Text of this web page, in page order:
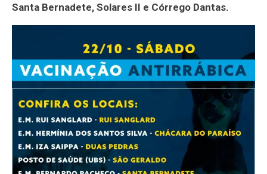
Santa Bernadete, Solares II e Córrego Dantas.